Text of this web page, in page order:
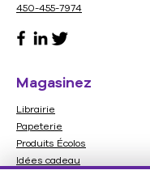
450-455-7974
Magasinez
Librairie
Papeterie
Produits Écolos
Idées cadeau